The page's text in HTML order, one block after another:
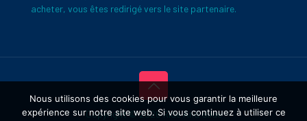
acheter, vous êtes redirigé vers le site partenaire.
Copyright © 2026 Ride And Slide
Nous utilisons des cookies pour vous garantir la meilleure
expérience sur notre site web. Si vous continuez à utiliser ce